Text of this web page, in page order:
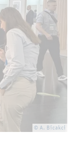
© A. Bi­cak­ci